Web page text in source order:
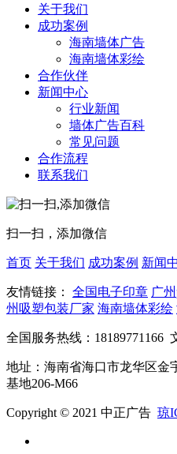
关于我们
成功案例
海南墙体广告
海南墙体彩绘
合作伙伴
新闻中心
行业新闻
墙体广告百科
常见问题
合作流程
联系我们
扫一扫，添加微信
首页 关于我们 成功案例 新闻
友情链接： 全国电子印章 广
州吸塑包装厂家 海南墙体彩绘
全国服务热线： 18189771166
地址：海南省海口市龙华区金
基地206-M66
Copyright © 2021 中正广告 琼